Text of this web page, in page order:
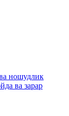
ношудлик
ва зарар